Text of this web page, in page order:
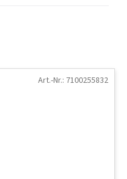
Art.-Nr.: 7100255832